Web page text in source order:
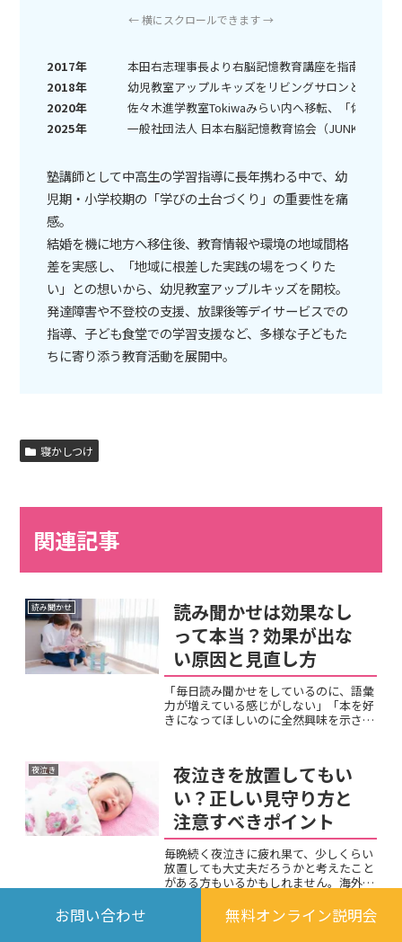
← 横にスクロールできます →
2017年
本田右志理事長より右脳記憶教育講座を指南、「
2018年
幼児教室アップルキッズをリビングサロンとして開
2020年
佐々木進学教室Tokiwaみらい内へ移転、「佐々木
2025年
一般社団法人 日本右脳記憶教育協会（JUNKK）代
塾講師として中高生の学習指導に長年携わる中で、幼
児期・小学校期の「学びの土台づくり」の重要性を痛
感。
結婚を機に地方へ移住後、教育情報や環境の地域間格
差を実感し、「地域に根差した実践の場をつくりた
い」との想いから、幼児教室アップルキッズを開校。
発達障害や不登校の支援、放課後等デイサービスでの
指導、子ども食堂での学習支援など、多様な子どもた
ちに寄り添う教育活動を展開中。
寝かしつけ
関連記事
読み聞かせ
読み聞かせは効果なし
って本当？効果が出な
い原因と見直し方
「毎日読み聞かせをしているのに、語彙
力が増えている感じがしない」「本を好
きになってほしいのに全然興味を示さな
か。「読み聞かせに意味があるのか疑問
になってきた」「やめたほ...
夜泣き
夜泣きを放置してもい
い？正しい見守り方と
注意すべきポイント
毎晩続く夜泣きに疲れ果て、少しくらい
放置しても大丈夫だろうかと考えたこと
がある方もいるかもしれません。海外で
て、夜泣きの放置について気になってい
る保護者もいらっしゃるでしょう。しか
お問い合わせ 無料オンライン説明会